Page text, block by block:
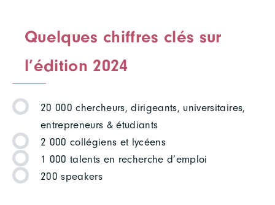
Quelques chiffres clés sur
l’édition 2024
20 000 chercheurs, dirigeants, universitaires,
entrepreneurs & étudiants
2 000 collégiens et lycéens
1 000 talents en recherche d’emploi
200 speakers